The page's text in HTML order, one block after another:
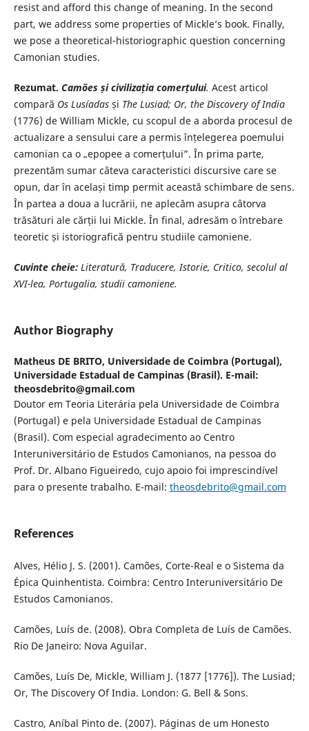
resist and afford this change of meaning. In the second
part, we address some properties of Mickle’s book. Finally,
we pose a theoretical-historiographic question concerning
Camonian studies.
Rezumat. Camões și civilizația comerțului. Acest articol
compară Os Lusíadas și The Lusiad; Or, the Discovery of India
(1776) de William Mickle, cu scopul de a aborda procesul de
actualizare a sensului care a permis înțelegerea poemului
camonian ca o „epopee a comerțului”. În prima parte,
prezentăm sumar câteva caracteristici discursive care se
opun, dar în același timp permit această schimbare de sens.
În partea a doua a lucrării, ne aplecăm asupra câtorva
trăsături ale cărții lui Mickle. În final, adresăm o întrebare
teoretic și istoriografică pentru studiile camoniene.
Cuvinte cheie:Literatură, Traducere, Istorie, Critico, secolul al
XVI-lea, Portugalia, studii camoniene.
Author Biography
Matheus DE BRITO, Universidade de Coimbra (Portugal),
Universidade Estadual de Campinas (Brasil). E-mail:
theosdebrito@gmail.com
Doutor em Teoria Literária pela Universidade de Coimbra
(Portugal) e pela Universidade Estadual de Campinas
(Brasil). Com especial agradecimento ao Centro
Interuniversitário de Estudos Camonianos, na pessoa do
Prof. Dr. Albano Figueiredo, cujo apoio foi imprescindível
para o presente trabalho. E-mail: theosdebrito@gmail.com
References
Alves, Hélio J. S. (2001). Camões, Corte-Real e o Sistema da
Épica Quinhentista. Coimbra: Centro Interuniversitário De
Estudos Camonianos.
Camões, Luís de. (2008). Obra Completa de Luís de Camões.
Rio De Janeiro: Nova Aguilar.
Camões, Luís De, Mickle, William J. (1877 [1776]). The Lusiad;
Or, The Discovery Of India. London: G. Bell & Sons.
Castro, Aníbal Pinto de. (2007). Páginas de um Honesto